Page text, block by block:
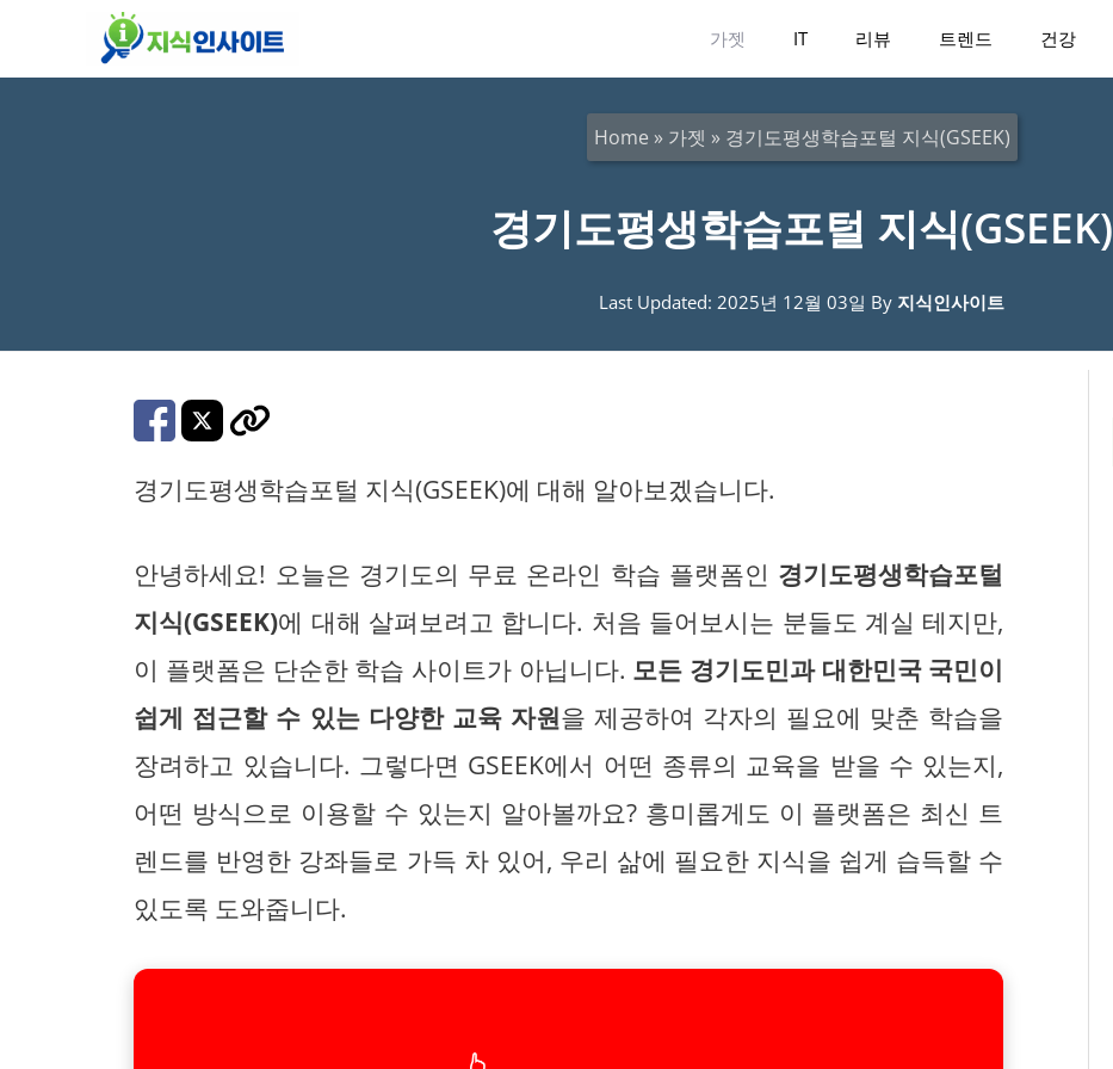
가젯 IT 리뷰 트렌드 건강
Home » 가젯 » 경기도평생학습포털 지식(GSEEK)
경기도평생학습포털 지식(GSEEK)
Last Updated: 2025년 12월 03일 By 지식인사이트
경기도평생학습포털 지식(GSEEK)에 대해 알아보겠습니다.
안녕하세요! 오늘은 경기도의 무료 온라인 학습 플랫폼인 경기도평생학습포털
지식(GSEEK)에 대해 살펴보려고 합니다. 처음 들어보시는 분들도 계실 테지만,
이 플랫폼은 단순한 학습 사이트가 아닙니다. 모든 경기도민과 대한민국 국민이
쉽게 접근할 수 있는 다양한 교육 자원을 제공하여 각자의 필요에 맞춘 학습을
장려하고 있습니다. 그렇다면 GSEEK에서 어떤 종류의 교육을 받을 수 있는지,
어떤 방식으로 이용할 수 있는지 알아볼까요? 흥미롭게도 이 플랫폼은 최신 트
렌드를 반영한 강좌들로 가득 차 있어, 우리 삶에 필요한 지식을 쉽게 습득할 수
있도록 도와줍니다.